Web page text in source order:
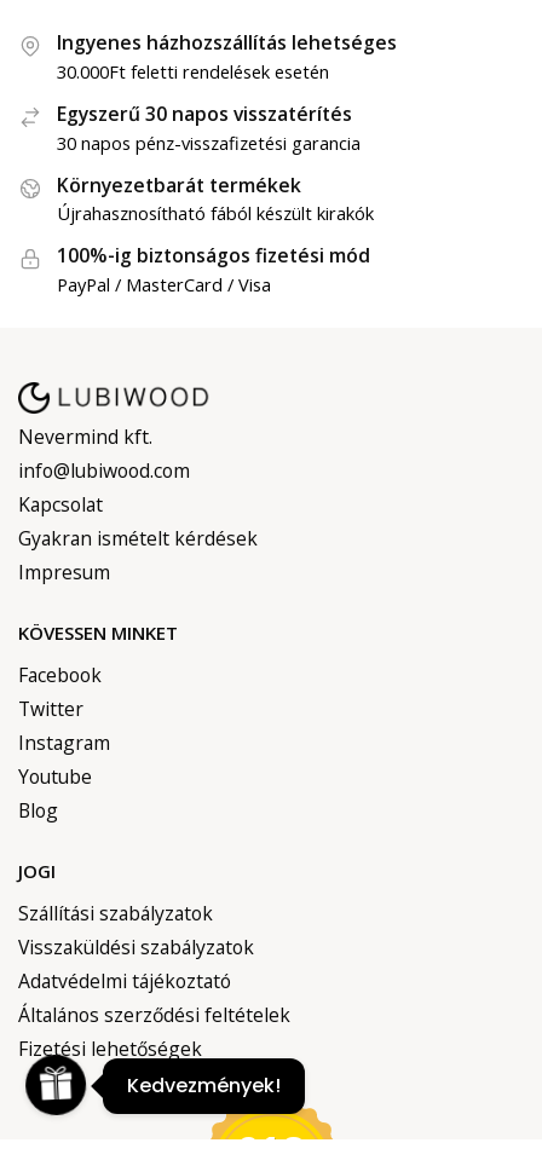
Ingyenes házhozszállítás lehetséges
30.000Ft feletti rendelések esetén
Egyszerű 30 napos visszatérítés
30 napos pénz-visszafizetési garancia
Környezetbarát termékek
Újrahasznosítható fából készült kirakók
100%-ig biztonságos fizetési mód
PayPal / MasterCard / Visa
Nevermind kft.
info@lubiwood.com
Kapcsolat
Gyakran ismételt kérdések
Impresum
KÖVESSEN MINKET
Facebook
Twitter
Instagram
Youtube
Blog
JOGI
Szállítási szabályzatok
Visszaküldési szabályzatok
Adatvédelmi tájékoztató
Általános szerződési feltételek
Fizetési lehetőségek
618
Kedvezmények!